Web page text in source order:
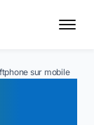
sur mobile